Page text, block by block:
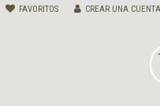
FAVORITOS CREAR UNA CUENTA